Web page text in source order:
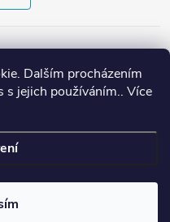
Dalším procházením
s jejich používáním.. Více
práva vyhrazena.